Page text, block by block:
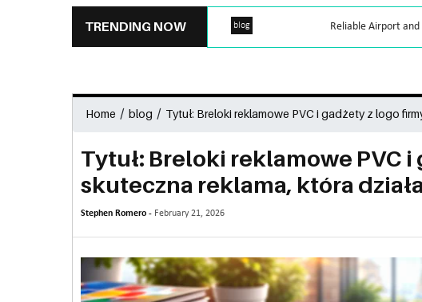
TRENDING NOW blog Reliable Airport
Home / blog / Tytuł: Breloki reklamowe PVC i gadżety z logo
Tytuł: Breloki reklamowe PVC i
skuteczna reklama, która
Stephen Romero - February 21, 2026